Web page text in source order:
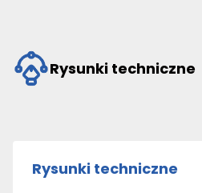
Rysunki techniczne
Rysunki techniczne